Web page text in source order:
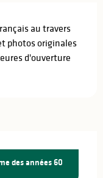
au travers
photos originales
d'ouverture
des années 60